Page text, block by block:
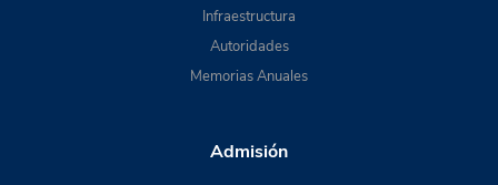
Infraestructura
Autoridades
Memorias Anuales
Admisión